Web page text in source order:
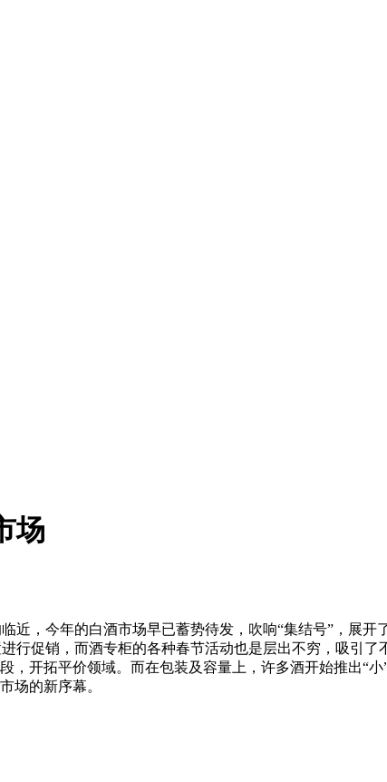
场
近，今年的白酒市场早已蓄势待发，吹响“集结号”，展开
促销，而酒专柜的各种春节活动也是层出不穷，吸引
开拓平价领域。而在包装及容量上，许多酒开始推出“
场的新序幕。